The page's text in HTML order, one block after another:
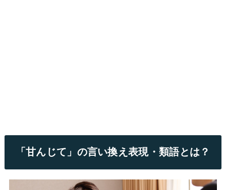
「甘んじて」の言い換え表現・類語とは？